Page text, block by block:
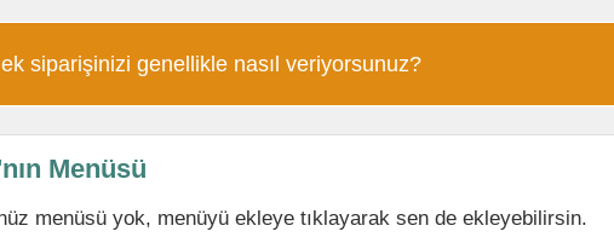
siparişinizi genellikle nasıl veriyorsunuz?
Menüsü
menüsü yok, menüyü ekleye tıklayarak sen de ekleyebilirsin.